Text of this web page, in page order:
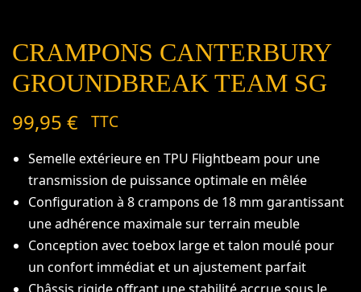
CRAMPONS CANTERBURY
GROUNDBREAK TEAM SG
99,95€ TTC
Semelle extérieure en TPU Flightbeam pour une
transmission de puissance optimale en mêlée
Configuration à 8 crampons de 18 mm garantissant
une adhérence maximale sur terrain meuble
Conception avec toebox large et talon moulé pour
un confort immédiat et un ajustement parfait
Châssis rigide offrant une stabilité accrue sous le